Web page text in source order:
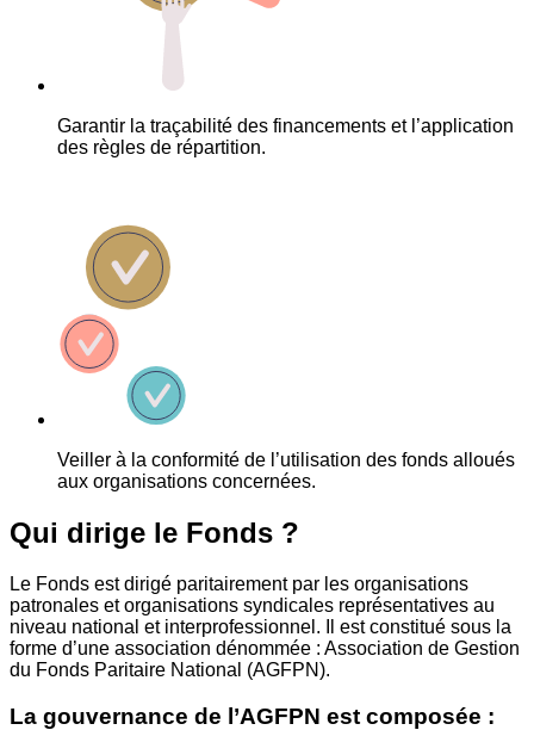
Garantir la traçabilité des financements et l’application
des règles de répartition.
Veiller à la conformité de l’utilisation des fonds alloués
aux organisations concernées.
Qui dirige le Fonds ?
Le Fonds est dirigé paritairement par les organisations
patronales et organisations syndicales représentatives au
niveau national et interprofessionnel. Il est constitué sous la
forme d’une association dénommée : Association de Gestion
du Fonds Paritaire National (AGFPN).
La gouvernance de l’AGFPN est composée :